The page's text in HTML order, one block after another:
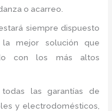
o acarreo.
siempre dispuesto
mejor solución que
con los más altos
las garantías de
y electrodomésticos,